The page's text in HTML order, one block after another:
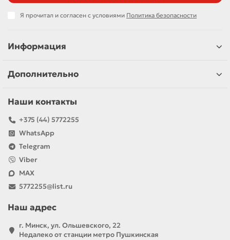
Я прочитал и согласен с условиями Политика безопасности
Информация
Дополнительно
Наши контакты
+375 (44) 5772255
WhatsApp
Telegram
Viber
MAX
5772255@list.ru
Наш адрес
г. Минск, ул. Ольшевского, 22
Недалеко от станции метро Пушкинская